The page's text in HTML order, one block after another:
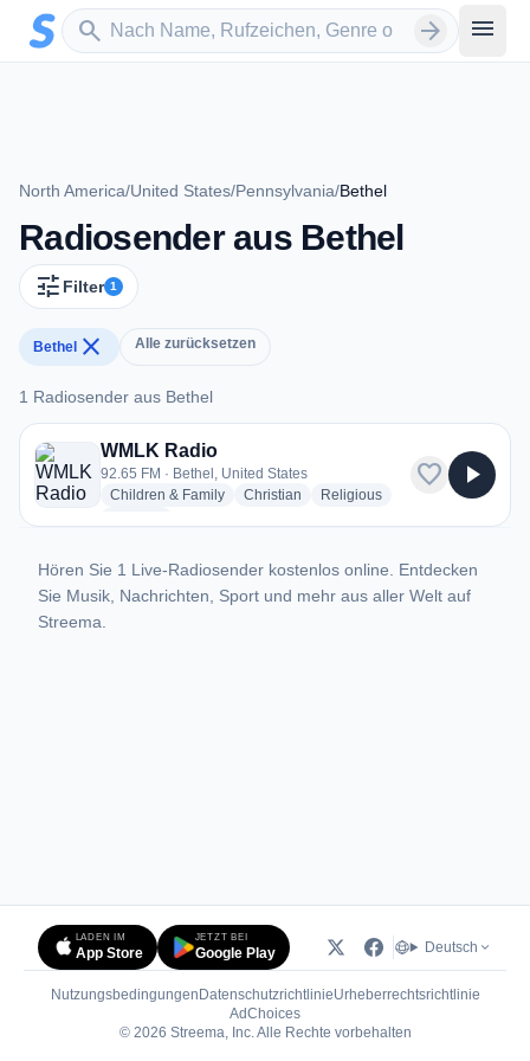
Zum Hauptinhalt springen
search
Sender suchen arrow_forward menu
North America/United States/Pennsylvania/Bethel
Radiosender aus Bethel
tune Filter 1
Bethel close Alle zurücksetzen
1 Radiosender aus Bethel
1 Radiosender aus Bethel
WMLK Radio
92.65 FM · Bethel, United States
Children & Familyradio stations
Christian radio stations
Religiousradio stations
favorite play_arrow
Hören Sie 1 Live-Radiosender kostenlos online. Entdecken
Sie Musik, Nachrichten, Sport und mehr aus aller Welt auf
Streema.
LADEN IM
App Store
JETZT BEI
Google Play Deutsch
Nutzungsbedingungen DatenschutzrichtlinieUrheberrechtsrichtlinie
AdChoices(öffnet in neuem Tab)
© 2026 Streema, Inc. Alle Rechte vorbehalten